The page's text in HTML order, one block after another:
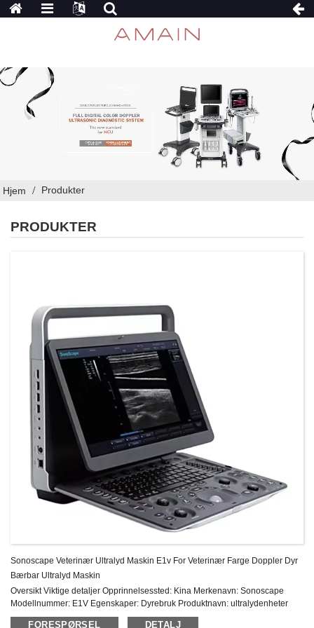
Hjem Produkter
PRODUKTER
Sonoscape Veterinær Ultralyd Maskin E1v For Veterinær Farge Doppler Dyr
Bærbar Ultralyd Maskin
Oversikt Viktige detaljer Opprinnelsessted: Kina Merkenavn: Sonoscape
Modellnummer: E1V Egenskaper: Dyrebruk Produktnavn: ultralydenheter
doppler Sonoscape E1 Harddisk: 500G Skjerm: 15,6″ LCD-fargeskjerm med
FORESPØRSEL DETALJ